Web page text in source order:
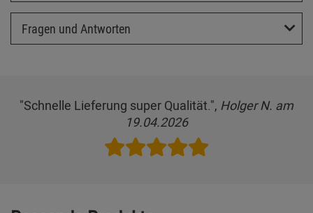
Fragen und Antworten
"Schnelle Lieferung super Qualität.", Holger N. am
19.04.2026